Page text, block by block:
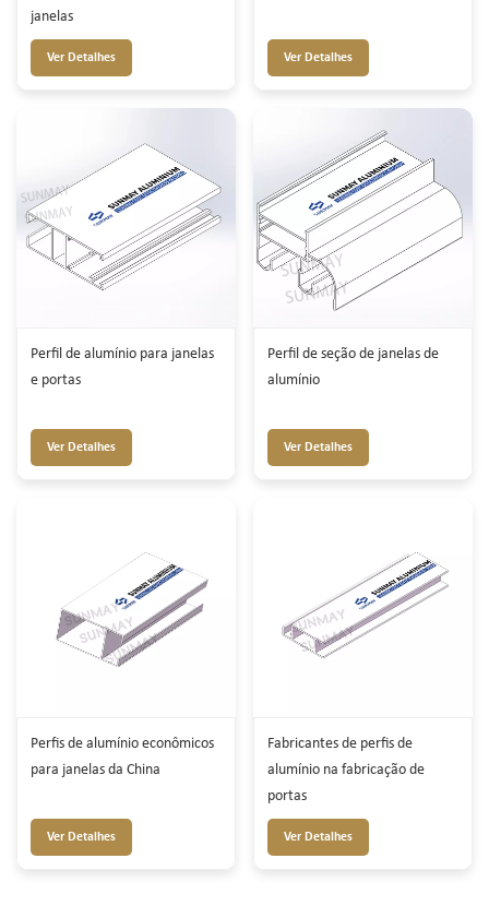
janelas
Ver Detalhes Ver Detalhes
Perfil de alumínio para janelas
e portas
Ver Detalhes
Perfil de seção de janelas de
alumínio
Ver Detalhes
Perfis de alumínio econômicos
para janelas da China
Ver Detalhes
Fabricantes de perfis de
alumínio na fabricação de
portas
Ver Detalhes